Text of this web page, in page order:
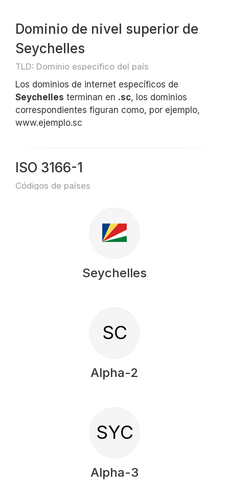
Dominio de nivel superior de
Seychelles
TLD: Dominio específico del país
Los dominios de internet específicos de
Seychelles terminan en .sc, los dominios
correspondientes figuran como, por ejemplo,
www.ejemplo.sc
ISO 3166-1
Códigos de países
Seychelles
SC
Alpha-2
SYC
Alpha-3